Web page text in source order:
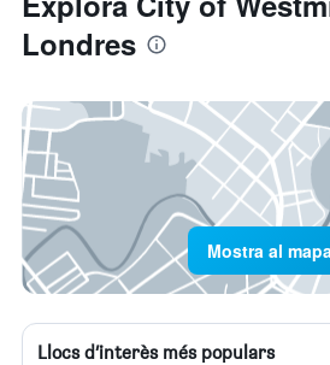
Londres
Mostra al
Llocs d’interès més populars